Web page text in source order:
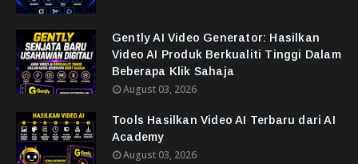
Gently AI Video Generator: Hasilkan
Video AI Produk Berkualiti Tinggi Dalam
Beberapa Klik Sahaja
August 03, 2026
Tools Hasilkan Video AI Terbaru dari AI
Academy
August 03, 2026